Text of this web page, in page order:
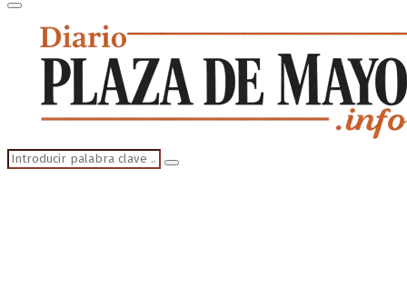
Primary
Menu
Search
for:
Search